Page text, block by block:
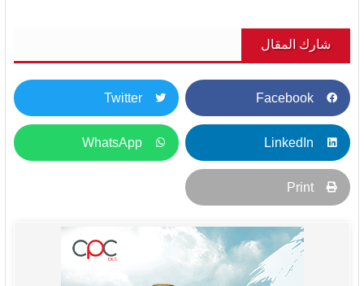
شارك المقال
Facebook
Twitter
LinkedIn
WhatsApp
Print